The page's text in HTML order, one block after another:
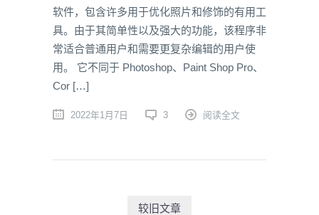
软件，包含许多用于优化照片和修饰的有用工
具。由于其简单性以及强大的功能，该程序非
常适合普通用户和需要更复杂编辑的用户使
用。 它不同于 Photoshop、Paint Shop Pro、
Cor […]
2022年1月7日 3 阅读全文
较旧文章